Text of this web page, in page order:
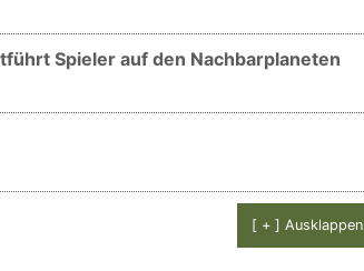
Spieler auf den Nachbarplaneten
[ + ] Ausklappen